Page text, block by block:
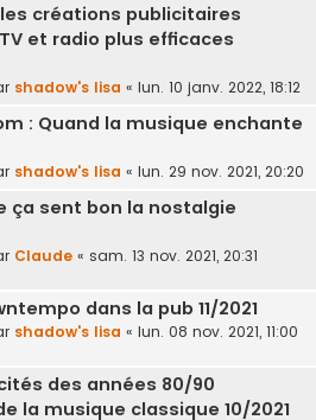
créations publicitaires
et radio plus efficaces
shadow's lisa « lun. 10 janv. 2022, 18:12
: Quand la musique enchante
shadow's lisa « lun. 29 nov. 2021, 20:20
ça sent bon la nostalgie
Claude « sam. 13 nov. 2021, 20:31
dans la pub 11/2021
shadow's lisa « lun. 08 nov. 2021, 11:00
des années 80/90
la musique classique 10/2021